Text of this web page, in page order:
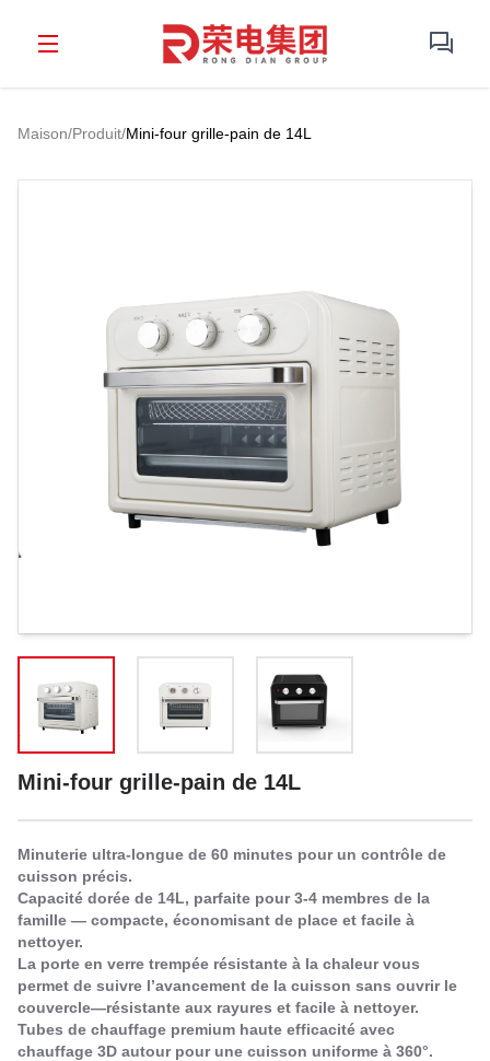
Maison/Produit/Mini-four grille-pain de 14L
Mini-four grille-pain de 14L
Minuterie ultra-longue de 60 minutes pour un contrôle de
cuisson précis.
Capacité dorée de 14L, parfaite pour 3-4 membres de la
famille — compacte, économisant de place et facile à
nettoyer.
La porte en verre trempée résistante à la chaleur vous
permet de suivre l’avancement de la cuisson sans ouvrir le
couvercle—résistante aux rayures et facile à nettoyer.
Tubes de chauffage premium haute efficacité avec
chauffage 3D autour pour une cuisson uniforme à 360°.